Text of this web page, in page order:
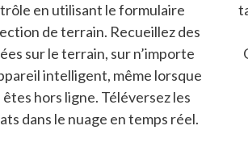
en utilisant le formulaire
de terrain. Recueillez des
sur le terrain, sur n’importe
intelligent, même lorsque
êtes hors ligne. Téléversez les
dans le nuage en temps réel.